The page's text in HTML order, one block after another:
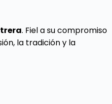
. Fiel a su compromiso
la tradición y la